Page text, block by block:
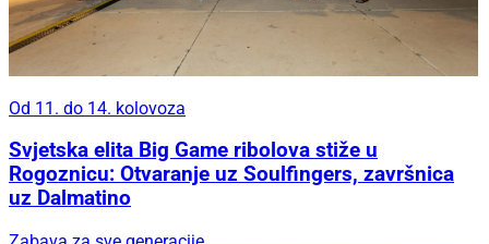
Od 11. do 14. kolovoza
Svjetska elita Big Game ribolova stiže u
Rogoznicu: Otvaranje uz Soulfingers, završnica
uz Dalmatino